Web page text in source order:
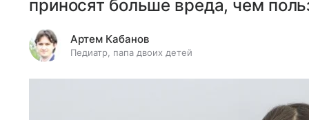
приносят больше вреда, чем
Артем Кабанов
Педиатр, папа двоих детей